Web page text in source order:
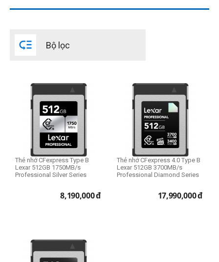
 Bộ lọc
Thẻ nhớ CFexpress Type B
Lexar 512GB 1750MB/s
Professional Silver Series
8,190,000đ
Thẻ nhớ CFexpress 4.0 Type B
Lexar 512GB 3700MB/s
Professional Diamond Series
17,990,000đ